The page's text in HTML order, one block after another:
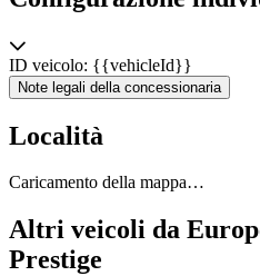
ID veicolo: {{vehicleId}}
Note legali della concessionaria
Località
Caricamento della mappa…
Altri veicoli da
Prestige